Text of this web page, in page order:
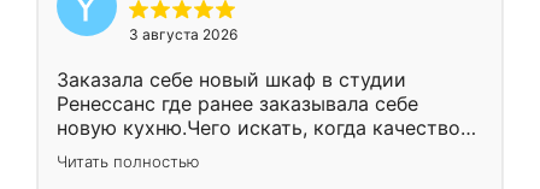
3 августа 2026
Заказала себе новый шкаф в студии
Ренессанс где ранее заказывала себе
новую кухню.Чего искать, когда качеством
вполне довольна. Служит кухня уже почти
два года, нареканий нет.
Читать полностью